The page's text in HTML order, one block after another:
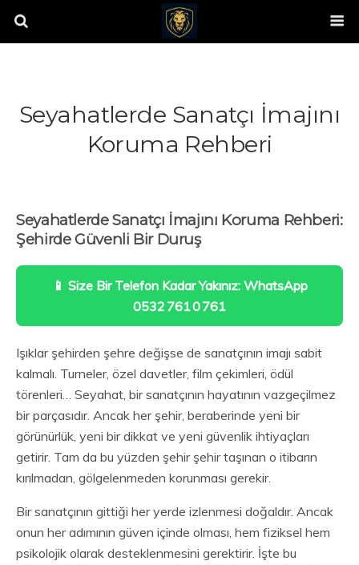
Seyahatlerde Sanatçı İmajını
Koruma Rehberi
Seyahatlerde Sanatçı İmajını Koruma Rehberi:
Şehirde Güvenli Bir Duruş
📱 Size Bir Telefon Kadar Yakınız: WhatsApp
0532 761 0 761
Işıklar şehirden şehre değişse de sanatçının imajı sabit
kalmalı. Turneler, özel davetler, film çekimleri, ödül
törenleri… Seyahat, bir sanatçının hayatının vazgeçilmez
bir parçasıdır. Ancak her şehir, beraberinde yeni bir
görünürlük, yeni bir dikkat ve yeni güvenlik ihtiyaçları
getirir. Tam da bu yüzden şehir şehir taşınan o itibarın
kırılmadan, gölgelenmeden korunması gerekir.
Bir sanatçının gittiği her yerde izlenmesi doğaldır. Ancak
onun her adımının güven içinde olması, hem fiziksel hem
psikolojik olarak desteklenmesini gerektirir. İşte bu